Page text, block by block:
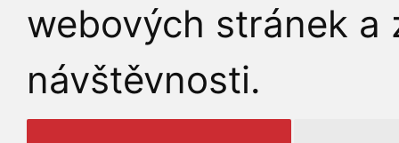
webových stránek a
návštěvnosti.